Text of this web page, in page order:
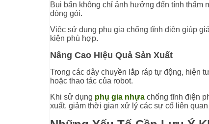
Bụi bẩn không chỉ ảnh hưởng đến tính thẩm
đóng gói.
Việc sử dụng phụ gia chống tĩnh điện giúp
kiện phù hợp.
Nâng Cao Hiệu Quả Sản Xuất
Trong các dây chuyền lắp ráp tự động, hiện
hoặc thao tác của robot.
Khi sử dụng phụ gia nhựa chống tĩnh điện
xuất, giảm thời gian xử lý các sự cố liên